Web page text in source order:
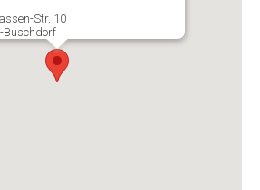
Str. 10
Buschdorf